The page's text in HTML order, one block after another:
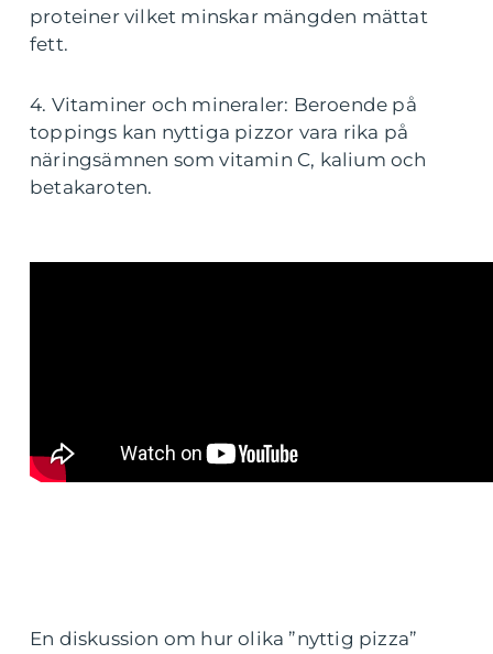
proteiner vilket minskar mängden mättat
fett.
4. Vitaminer och mineraler: Beroende på
toppings kan nyttiga pizzor vara rika på
näringsämnen som vitamin C, kalium och
betakaroten.
En diskussion om hur olika ”nyttig pizza”